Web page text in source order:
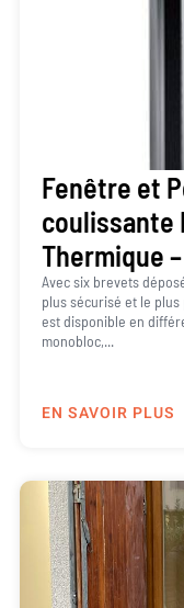
Fenêtre et
coulissante
Thermique –
Avec six brevets
plus sécurisé et le
est disponible en
monobloc,...
EN SAVOIR PLUS